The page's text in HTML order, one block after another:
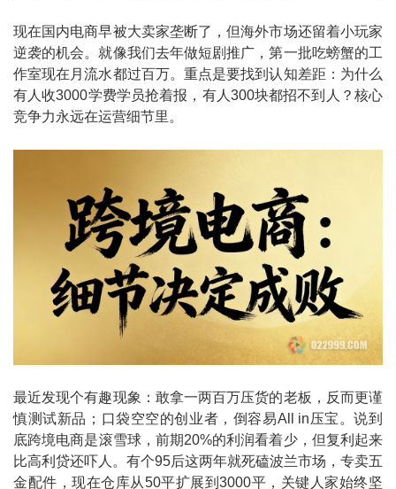
现在国内电商早被大卖家垄断了，但海外市场还留着小玩家
逆袭的机会。就像我们去年做短剧推广，第一批吃螃蟹的工
作室现在月流水都过百万。重点是要找到认知差距：为什么
有人收3000学费学员抢着报，有人300块都招不到人？核心
竞争力永远在运营细节里。
最近发现个有趣现象：敢拿一两百万压货的老板，反而更谨
慎测试新品；口袋空空的创业者，倒容易All in压宝。说到
底跨境电商是滚雪球，前期20%的利润看着少，但复利起来
比高利贷还吓人。有个95后这两年就死磕波兰市场，专卖五
金配件，现在仓库从50平扩展到3000平，关键人家始终坚